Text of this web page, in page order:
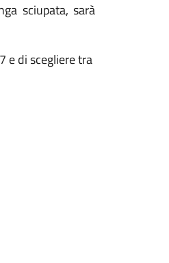
sciupata, sarà
e di scegliere tra